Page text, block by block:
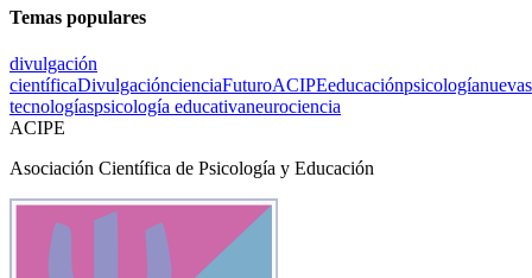
Temas populares
divulgación
científicaDivulgacióncienciaFuturoACIPEeducaciónpsicologíanuevas
tecnologíaspsicología educativaneurociencia
ACIPE
Asociación Científica de Psicología y Educación